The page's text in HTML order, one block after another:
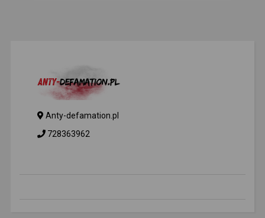
Anty-defamation.pl
728363962